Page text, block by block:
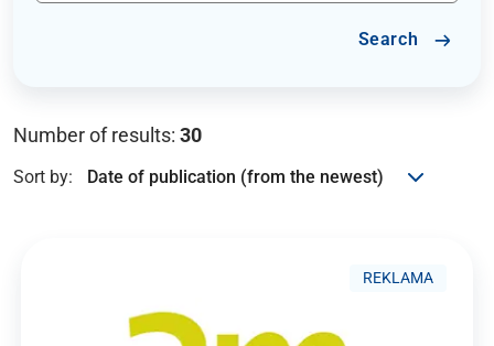
Search
Number of results: 30
Sort by:
REKLAMA